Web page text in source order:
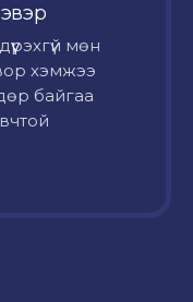
мөн
хэмжээ
байгаа